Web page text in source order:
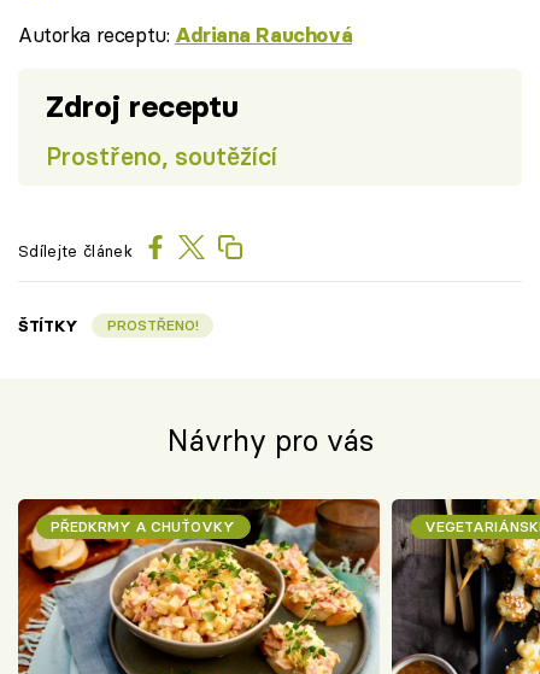
Autorka receptu: Adriana Rauchová
Zdroj receptu
Prostřeno, soutěžící
Sdílejte článek
ŠTÍTKY PROSTŘENO!
Návrhy pro vás
PŘEDKRMY A CHUŤOVKY